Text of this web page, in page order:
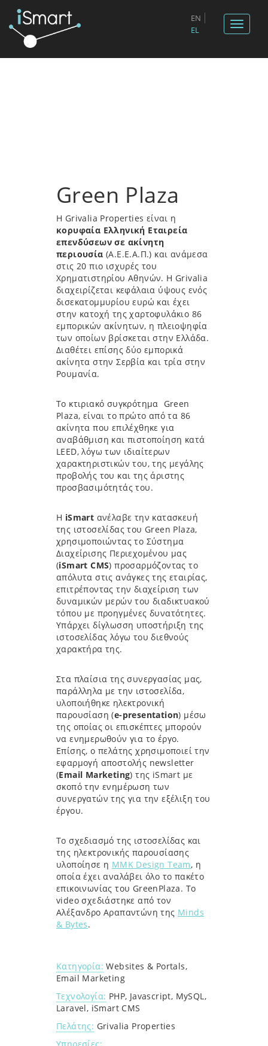
Toggle
EN
EL
Green Plaza
Η Grivalia Properties είναι η
κορυφαία Ελληνική Εταιρεία
επενδύσεων σε ακίνητη
περιουσία (Α.Ε.Ε.Α.Π.) και ανάμεσα
στις 20 πιο ισχυρές του
Χρηματιστηρίου Αθηνών. Η Grivalia
διαχειρίζεται κεφάλαια ύψους ενός
δισεκατομμυρίου ευρώ και έχει
στην κατοχή της χαρτοφυλάκιο 86
εμπορικών ακίνητων, η πλειοψηφία
των οποίων βρίσκεται στην Ελλάδα.
Διαθέτει επίσης δύο εμπορικά
ακίνητα στην Σερβία και τρία στην
Ρουμανία.
Το κτιριακό συγκρότημα Green
Plaza, είναι το πρώτο από τα 86
ακίνητα που επιλέχθηκε για
αναβάθμιση και πιστοποίηση κατά
LEED, λόγω των ιδιαίτερων
χαρακτηριστικών του, της μεγάλης
προβολής του και της άριστης
προσβασιμότητάς του.
H iSmart ανέλαβε την κατασκευή
της ιστοσελίδας του Green Plaza,
χρησιμοποιώντας το Σύστημα
Διαχείρισης Περιεχομένου μας
(iSmart CMS) προσαρμόζοντας το
απόλυτα στις ανάγκες της εταιρίας,
επιτρέποντας την διαχείριση των
δυναμικών μερών του διαδικτυακού
τόπου με προηγμένες δυνατότητες.
Υπάρχει δίγλωσση υποστήριξη της
ιστοσελίδας λόγω του διεθνούς
χαρακτήρα της.
Στα πλαίσια της συνεργασίας μας,
παράλληλα με την ιστοσελίδα,
υλοποιήθηκε ηλεκτρονική
παρουσίαση (e-presentation) μέσω
της οποίας οι επισκέπτες μπορούν
να ενημερωθούν για το έργο.
Επίσης, ο πελάτης χρησιμοποιεί την
εφαρμογή αποστολής newsletter
(Email Marketing) της iSmart με
σκοπό την ενημέρωση των
συνεργατών της για την εξέλιξη του
έργου.
Το σχεδιασμό της ιστοσελίδας και
της ηλεκτρονικής παρουσίασης
υλοποίησε η MMK Design Team, η
οποία έχει αναλάβει όλο το πακέτο
επικοινωνίας του GreenPlaza. To
video σχεδιάστηκε από τον
Αλέξανδρο Αραπαντώνη της Minds
& Bytes.
Κατηγορία: Websites & Portals,
Email Marketing
Τεχνολογία: PHP, Javascript, MySQL,
Laravel, iSmart CMS
Πελάτης: Grivalia Properties